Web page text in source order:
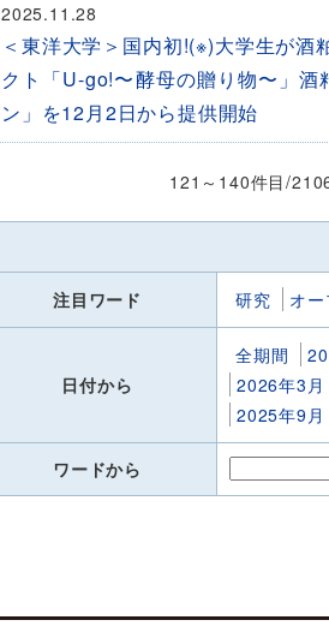
2025.11.28
＜東洋大学＞国内初!(※)大学生が
クト「U-go!〜酵母の贈り物〜」
ン」を12月2日から提供開始
121～140件目/
注目ワード 研究 オ
日付から
全期間
2026年3月
2025年9月
ワードから